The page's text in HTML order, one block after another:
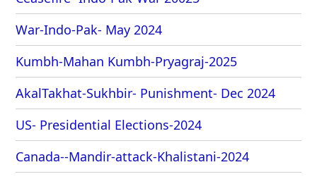
War-Indo-Pak- May 2024
Kumbh-Mahan Kumbh-Pryagraj-2025
AkalTakhat-Sukhbir- Punishment- Dec 2024
US- Presidential Elections-2024
Canada--Mandir-attack-Khalistani-2024